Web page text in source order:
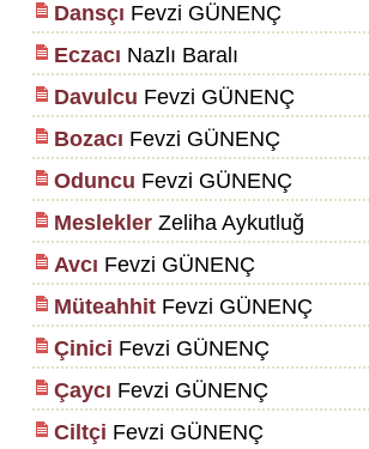
Dansçı Fevzi GÜNENÇ
Eczacı Nazlı Baralı
Davulcu Fevzi GÜNENÇ
Bozacı Fevzi GÜNENÇ
Oduncu Fevzi GÜNENÇ
MesleklerZeliha Aykutluğ
Avcı Fevzi GÜNENÇ
MüteahhitFevzi GÜNENÇ
Çinici Fevzi GÜNENÇ
Çaycı Fevzi GÜNENÇ
Ciltçi Fevzi GÜNENÇ